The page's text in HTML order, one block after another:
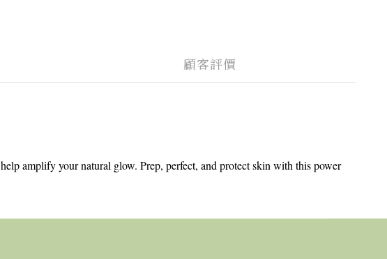
顧客評價
amplify your natural glow. Prep, perfect, and protect skin with this power